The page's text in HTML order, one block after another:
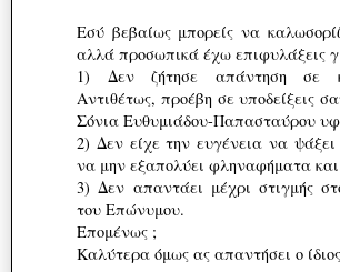
Εσύ βεβαίως μπορείς να
αλλά προσωπικά έχω επιφυλάξεις
1) Δεν ζήτησε απάντηση σε
Αντιθέτως, προέβη σε υποδείξεις
Σόνια Ευθυμιάδου-Παπασταύρου
2) Δεν είχε την ευγένεια να
να μην εξαπολύει φληναφήματα
3) Δεν απαντάει μέχρι στιγμής
του Επώνυμου.
Επομένως ;
Καλύτερα όμως ας απαντήσει ο